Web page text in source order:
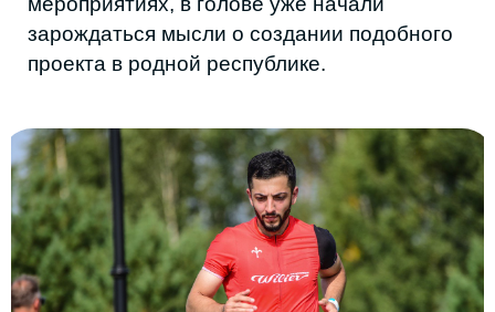
Позже Абдурахман участвовал в
организации стартов по триатлону для
дошли до реализации PEAKMAN
TRIATHLON LEAGUE — это локальная
лига, которая будет объединять старты по
триатлону и отдельным дисциплинам: бегу,
плаванию и велоспорту.
В соревнованиях смогут участвовать
мужчины от 18 до 60 лет. А для